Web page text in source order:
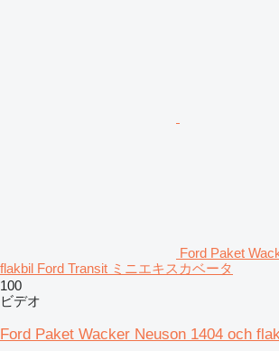
Ford Paket
flakbil Ford Transit ミニエキスカベータ
100
ビデオ
Ford Paket Wacker Neuson 1404 och